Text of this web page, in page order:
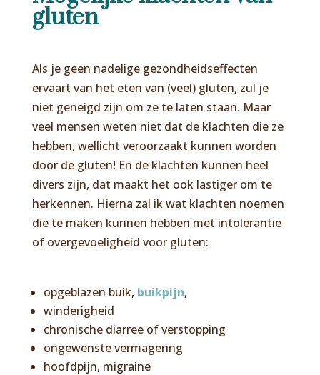
gluten
Als je geen nadelige gezondheidseffecten
ervaart van het eten van (veel) gluten, zul je
niet geneigd zijn om ze te laten staan. Maar
veel mensen weten niet dat de klachten die ze
hebben, wellicht veroorzaakt kunnen worden
door de gluten! En de klachten kunnen heel
divers zijn, dat maakt het ook lastiger om te
herkennen. Hierna zal ik wat klachten noemen
die te maken kunnen hebben met intolerantie
of overgevoeligheid voor gluten:
opgeblazen buik, buikpijn,
winderigheid
chronische diarree of verstopping
ongewenste vermagering
hoofdpijn, migraine